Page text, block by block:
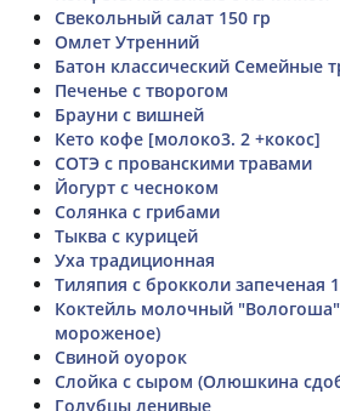
Свекольный салат 150 гр
Омлет Утренний
Батон классический Семейные
Печенье с творогом
Брауни с вишней
Кето кофе [молоко3. 2 +кокос]
СОТЭ с прованскими травами
Йогурт с чесноком
Солянка с грибами
Тыква с курицей
Уха традиционная
Тиляпия с брокколи запеченая
Коктейль молочный
мороженое)
Свиной оуорок
Слойка с сыром (Олюшкина
Голубцы ленивые